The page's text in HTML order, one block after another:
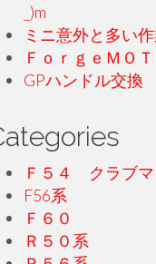
_)m
ミニ意外と多い
ＦｏｒｇｅＭＯ
GPハンドル交換
Ｆ５４ クラブ
F56系
Ｆ６０
Ｒ５０系